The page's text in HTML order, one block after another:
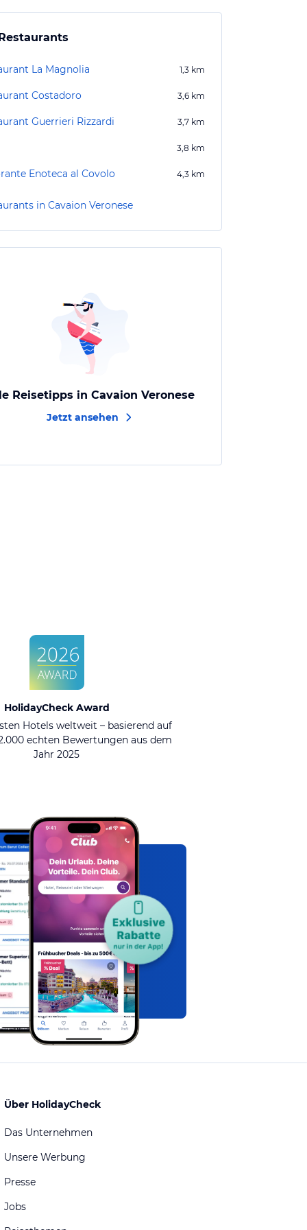
La Magnolia 1,3 km
Costadoro 3,6 km
Guerrieri Rizzardi 3,7 km
3,8 km
Enoteca al Covolo 4,3 km
in Cavaion Veronese
Reisetipps in Cavaion Veronese
Jetzt ansehen
HolidayCheck Award
Hotels weltweit – basierend auf
echten Bewertungen aus dem
Jahr 2025
Über HolidayCheck
Das Unternehmen
Unsere Werbung
Presse
Jobs